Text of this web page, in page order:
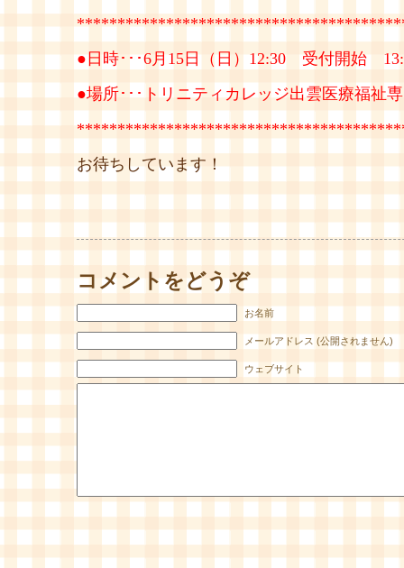
●日時･･･6月15日（日）12:30 受付開始
●場所･･･トリニティカレッジ出雲医療福祉
お待ちしています！
コメントをどうぞ
お名前
メールアドレス (公開されません)
ウェブサイト